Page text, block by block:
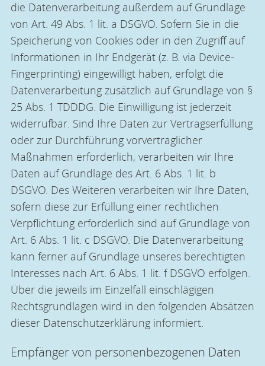
die Datenverarbeitung außerdem auf Grundlage
von Art. 49 Abs. 1 lit. a DSGVO. Sofern Sie in die
Speicherung von Cookies oder in den Zugriff auf
Informationen in Ihr Endgerät (z. B. via Device-
Fingerprinting) eingewilligt haben, erfolgt die
Datenverarbeitung zusätzlich auf Grundlage von §
25 Abs. 1 TDDDG. Die Einwilligung ist jederzeit
widerrufbar. Sind Ihre Daten zur Vertragserfüllung
oder zur Durchführung vorvertraglicher
Maßnahmen erforderlich, verarbeiten wir Ihre
Daten auf Grundlage des Art. 6 Abs. 1 lit. b
DSGVO. Des Weiteren verarbeiten wir Ihre Daten,
sofern diese zur Erfüllung einer rechtlichen
Verpflichtung erforderlich sind auf Grundlage von
Art. 6 Abs. 1 lit. c DSGVO. Die Datenverarbeitung
kann ferner auf Grundlage unseres berechtigten
Interesses nach Art. 6 Abs. 1 lit. f DSGVO erfolgen.
Über die jeweils im Einzelfall einschlägigen
Rechtsgrundlagen wird in den folgenden Absätzen
dieser Datenschutzerklärung informiert.
Empfänger von personenbezogenen Daten